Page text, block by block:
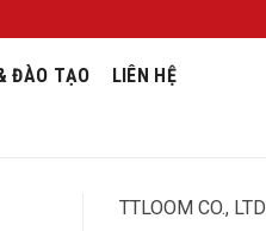
ĐÀO TẠO
LIÊN HỆ
TTLOOM CO., LTD